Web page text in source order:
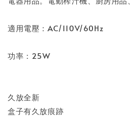
適用電壓：AC/110V/60Hz
功率：25W
久放全新
盒子有久放痕跡